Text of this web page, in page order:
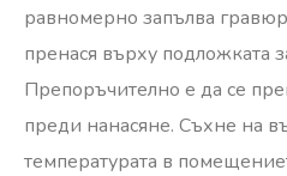
равномерно запълва
пренася върху подложката
Препоръчително е да се
преди нанасяне. Съхне на
температурата в